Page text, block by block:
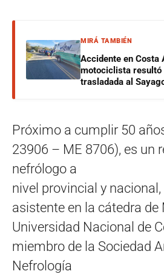
MIRÁ TAMBIÉN
Accidente en Costa
motociclista resultó
trasladada al
Próximo a cumplir 50
23906 – ME 8706), es un
nefrólogo a
nivel provincial y
asistente en la cátedra de
Universidad Nacional de
miembro de la Sociedad
Nefrología